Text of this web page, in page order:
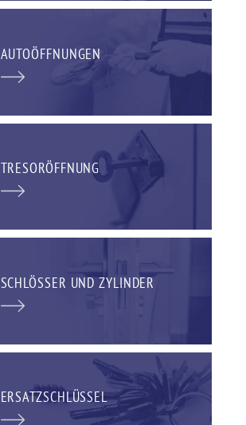
AUTOÖFFNUNGEN
TRESORÖFFNUNG
SCHLÖSSER UND ZYLINDER
ERSATZSCHLÜSSEL